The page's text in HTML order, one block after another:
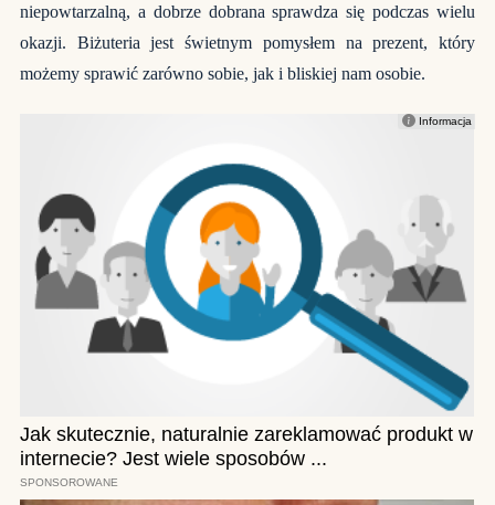
niepowtarzalną, a dobrze dobrana sprawdza się podczas wielu
okazji. Biżuteria jest świetnym pomysłem na prezent, który
możemy sprawić zarówno sobie, jak i bliskiej nam osobie.